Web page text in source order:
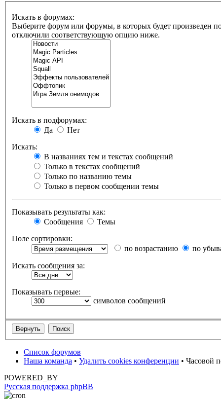
Искать в форумах:
Выберите форум или форумы, в которых будет произведен
отключили соответствующую опцию ниже.
Искать в подфорумах:
Да
Нет
Искать:
В названиях тем и текстах сообщений
Только в текстах сообщений
Только по названию темы
Только в первом сообщении темы
Показывать результаты как:
Сообщения
Темы
Поле сортировки:
по возрастанию
по
Искать сообщения за:
Показывать первые:
символов сообщений
Список форумов
Наша команда • Удалить cookies конференции • Часовой
POWERED_BY
Русская поддержка phpBB